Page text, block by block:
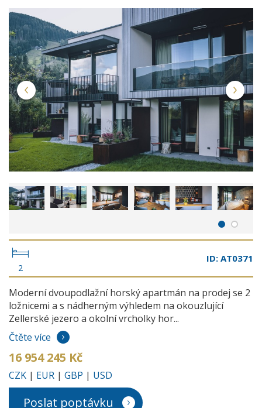
2
ID: AT0371
Moderní dvoupodlažní horský apartmán na prodej se 2
ložnicemi a s nádherným výhledem na okouzlující
Zellerské jezero a okolní vrcholky hor...
Čtěte více
16 954 245 Kč
CZK | EUR | GBP | USD
Poslat poptávku